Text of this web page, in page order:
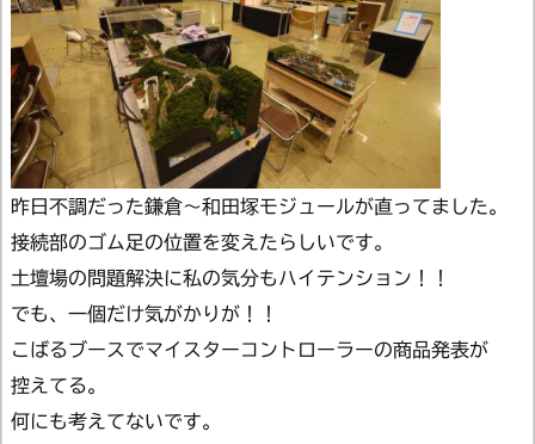
昨日不調だった鎌倉～和田塚モジュールが直ってました。
接続部のゴム足の位置を変えたらしいです。
土壇場の問題解決に私の気分もハイテンション！！
でも、一個だけ気がかりが！！
こばるブースでマイスターコントローラーの商品発表が
控えてる。
何にも考えてないです。